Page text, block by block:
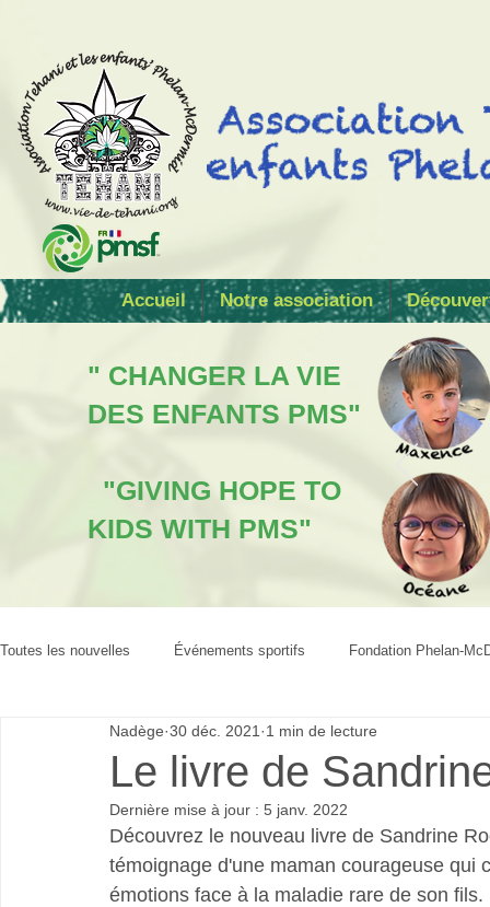
Accueil Notre association
" CHANGER LA VIE
DES ENFANTS PMS"
"GIVING HOPE TO
KIDS WITH PMS"
Toutes les nouvelles Événements sportifs Fondation Phelan-
Le livre de
Nadège 30 déc. 2021 1 min de lecture
Dernière mise à jour : 5 janv. 2022
Découvrez le nouveau livre de Sandrine
témoignage d'une maman courageuse
émotions face à la maladie rare de son fils.